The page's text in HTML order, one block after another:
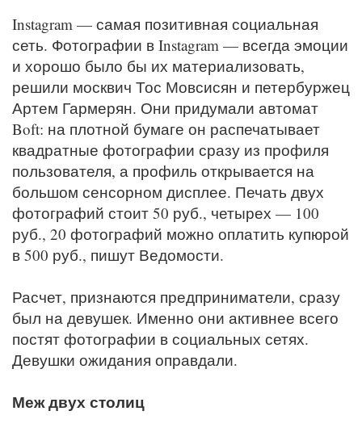
Instagram — самая позитивная социальная
сеть. Фотографии в Instagram — всегда эмоции
и хорошо было бы их материализовать,
решили москвич Тос Мовсисян и петербуржец
Артем Гармерян. Они придумали автомат
Boft: на плотной бумаге он распечатывает
квадратные фотографии сразу из профиля
пользователя, а профиль открывается на
большом сенсорном дисплее. Печать двух
фотографий стоит 50 руб., четырех — 100
руб., 20 фотографий можно оплатить купюрой
в 500 руб., пишут Ведомости.
Расчет, признаются предприниматели, сразу
был на девушек. Именно они активнее всего
постят фотографии в социальных сетях.
Девушки ожидания оправдали.
Меж двух столиц